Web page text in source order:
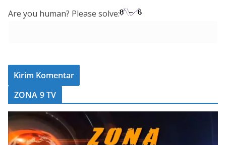
Are you human? Please solve:
ZONA 9 TV
e
m